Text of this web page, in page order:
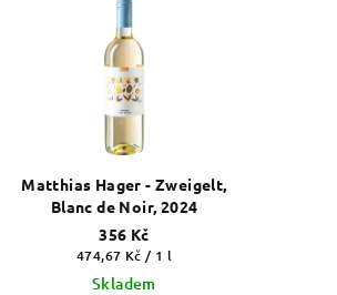
Matthias Hager - Zweigelt,
Blanc de Noir, 2024
356 Kč
Měrná
cena:
474,67 Kč / 1 l
Skladem